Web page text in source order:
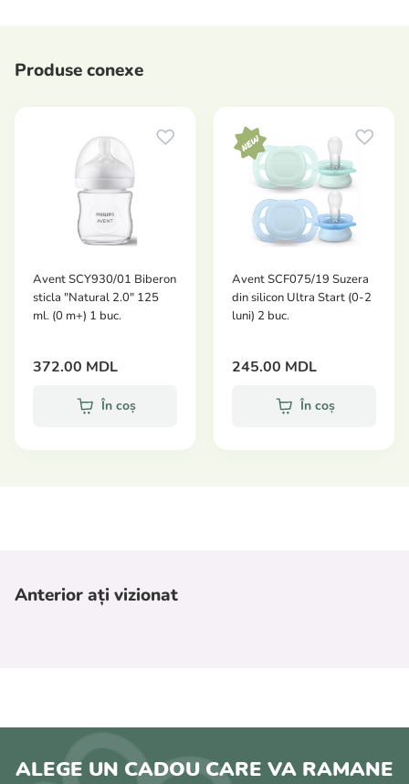
Produse conexe
Avent SCY930/01 Biberon
sticla "Natural 2.0" 125
ml. (0 m+) 1 buc.
372.00 MDL
În coș
Avent SCF075/19 Suzera
din silicon Ultra Start (0-2
luni) 2 buc.
245.00 MDL
În coș
Anterior ați vizionat
ALEGE UN CADOU CARE VA RAMANE